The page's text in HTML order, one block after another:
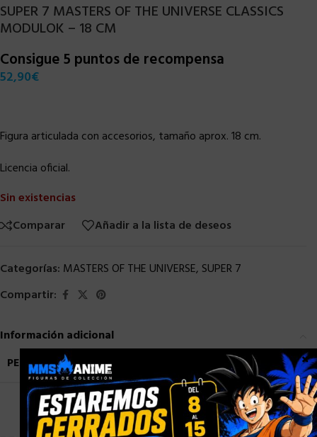
SUPER 7 MASTERS OF THE UNIVERSE CLASSICS
MODULOK – 18 CM
Consigue 5 puntos de recompensa
52,90€
Figura articulada con accesorios, tamaño aprox. 18 cm.
Licencia oficial.
Sin existencias
Comparar
Añadir a la lista de deseos
Categorías: MASTERS OF THE UNIVERSE, SUPER 7
Compartir:
Información adicional
PESO
0,9 kg×